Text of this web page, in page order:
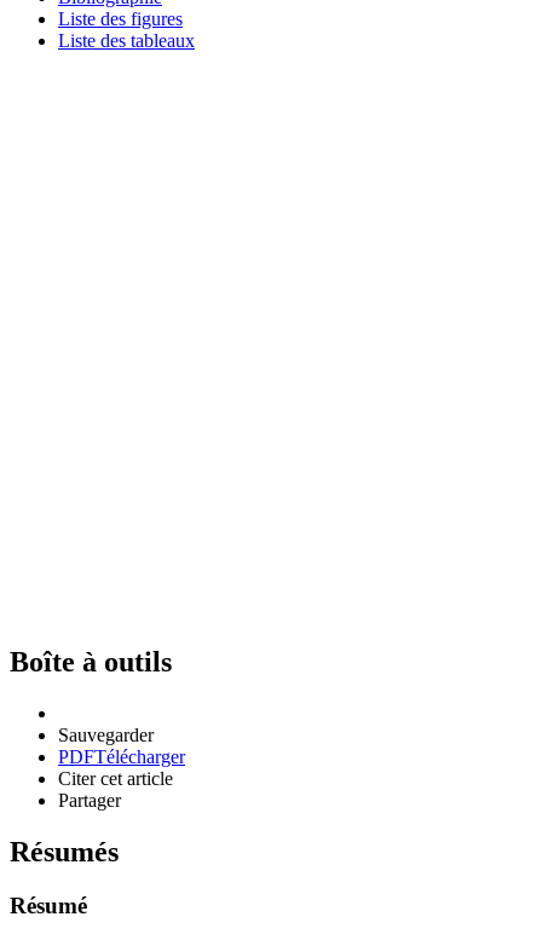
Liste des figures
Liste des tableaux
Boîte à outils
Sauvegarder
PDFTélécharger
Citer cet article
Partager
Résumés
Résumé